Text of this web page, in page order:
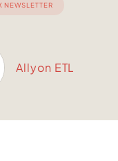
NEWSLETTER
Allyon ETL